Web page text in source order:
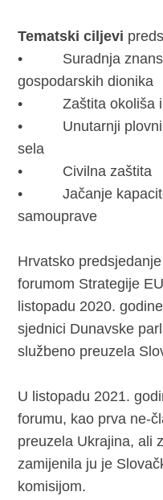
Tematski ciljevi
• Suradnja
gospodarskih dionika
• Zaštita okoliša i
• Unutarnji plovni
sela
• Civilna zaštita
• Jačanje
samouprave
Hrvatsko
forumom Strategije
listopadu 2020.
sjednici Dunavske
službeno preuzela
U listopadu 2021.
forumu, kao prva ne-
preuzela Ukrajina, ali
zamijenila ju je
komisijom.